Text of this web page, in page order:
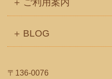
ご利用案内
BLOG
〒136-0076